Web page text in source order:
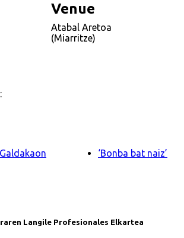
Venue
Atabal Aretoa
(Miarritze)
‘Bonba bat naiz’
Langile Profesionales Elkartea